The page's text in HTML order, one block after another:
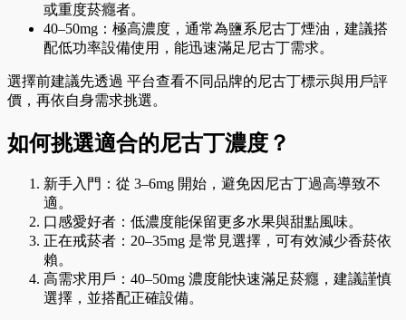
或重度菸癮者。
40–50mg：極高濃度，通常為鹽系尼古丁煙油，建議搭
配低功率設備使用，能迅速滿足尼古丁需求。
選擇前建議先透過 平台查看不同品牌的尼古丁標示與用戶評
價，再依自身需求挑選。
如何挑選適合的尼古丁濃度？
新手入門：從 3–6mg 開始，避免因尼古丁過高導致不
適。
口感愛好者：低濃度能保留更多水果與甜點風味。
正在戒菸者：20–35mg 是常見選擇，可有效減少香菸依
賴。
高需求用戶：40–50mg 濃度能快速滿足菸癮，建議謹慎
選擇，並搭配正確設備。